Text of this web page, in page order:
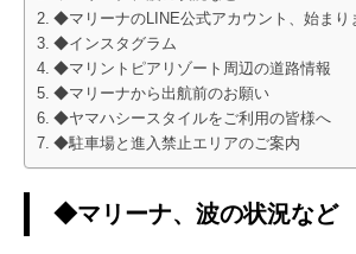
◆マリーナのLINE公式アカウント、始まり
◆インスタグラム
◆マリントピアリゾート周辺の道路情報
◆マリーナから出航前のお願い
◆ヤマハシースタイルをご利用の皆様へ
◆駐車場と進入禁止エリアのご案内
◆マリーナ、波の状況など